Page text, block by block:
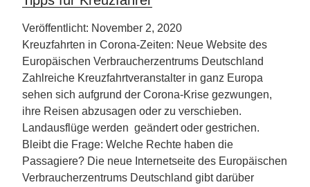
Veröffentlicht: November 2, 2020
Kreuzfahrten in Corona-Zeiten: Neue Website des
Europäischen Verbraucherzentrums Deutschland
Zahlreiche Kreuzfahrtveranstalter in ganz Europa
sehen sich aufgrund der Corona-Krise gezwungen,
ihre Reisen abzusagen oder zu verschieben.
Landausflüge werden geändert oder gestrichen.
Bleibt die Frage: Welche Rechte haben die
Passagiere? Die neue Internetseite des Europäischen
Verbraucherzentrums Deutschland gibt darüber